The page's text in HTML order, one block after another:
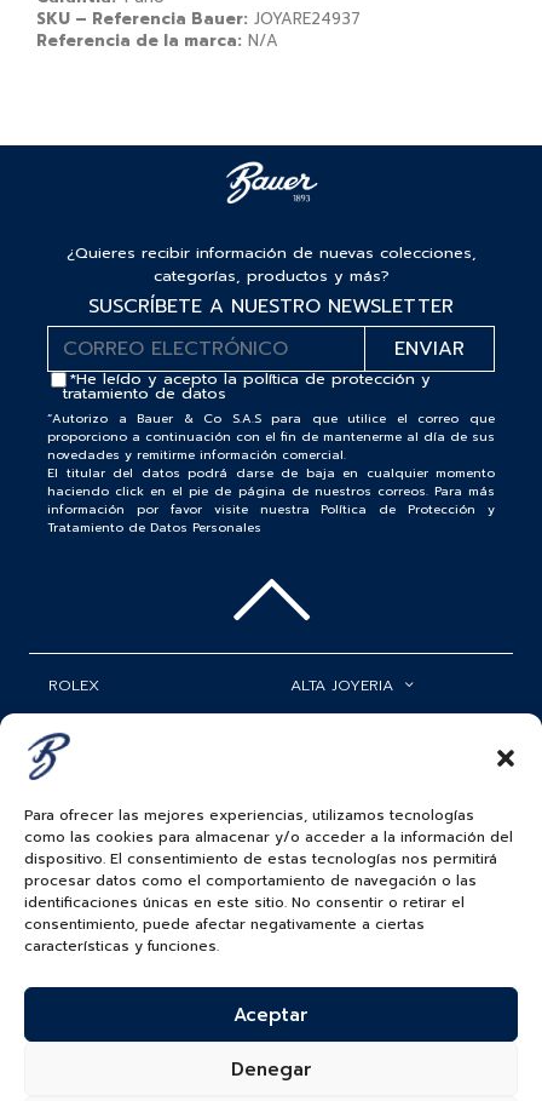
Para ofrecer las mejores experiencias, utilizamos tecnologías
como las cookies para almacenar y/o acceder a la información del
dispositivo. El consentimiento de estas tecnologías nos permitirá
procesar datos como el comportamiento de navegación o las
identificaciones únicas en este sitio. No consentir o retirar el
consentimiento, puede afectar negativamente a ciertas
características y funciones.
Aceptar
Denegar
SKU – Referencia Bauer: JOYARE24937
Referencia de la marca: N/A
¿Quieres recibir información de nuevas colecciones,
categorías, productos y más?
SUSCRÍBETE A NUESTRO NEWSLETTER
*He leído y acepto lapolítica de protección y
tratamiento de datos
“Autorizo a Bauer & Co S.A.S para que utilice el correo que
proporciono a continuación con el fin de mantenerme al día de sus
novedades y remitirme información comercial.
El titular del datos podrá darse de baja en cualquier momento
haciendo click en el pie de página de nuestros correos. Para más
información por favor visite nuestra Política de Protección y
Tratamiento de Datos Personales
ROLEX
RELOJES PATEK PHILIPPE
RELOJERÍA
ALTA JOYERIA
ACCESORIOS
BAUER NEWS
SERVICIOS
SIGUENOS EN
BAUER & CO SAS. TODOS LOS DERECHOS
RESERVADOS.